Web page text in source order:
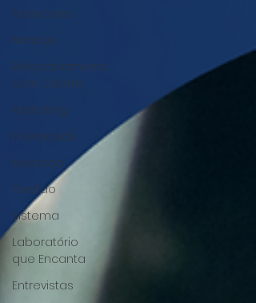
Financeiro
Notícias
Relacionamento
com Cliente
Marketing
Downloads
Mercado
Gestão
Sistema
Laboratório
que Encanta
Entrevistas